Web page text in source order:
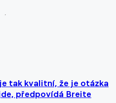
tak kvalitní, že je otázka
předpovídá Breite